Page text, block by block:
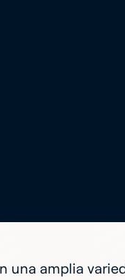
una amplia